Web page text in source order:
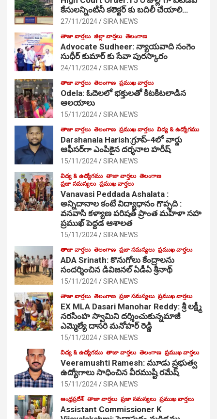
కేసులన్నింటినీ కలెక్టర్ కు బదిలీ చేయాలి…
27/11/2024 SIRA NEWS
తాజా వార్తలు జిల్లా వార్తలు తెలంగాణ
Advocate Sudheer: న్యాయవాది సంగెం
సుధీర్ కుమార్ కు సేవా పురస్కారం
24/11/2024 SIRA NEWS
తాజా వార్తలు తెలంగాణ ప్రముఖ వార్తలు
Odela: ఓదెల‌లో భక్తులతో కిటకిటలాడిన
ఆల‌యాలు
15/11/2024 SIRA NEWS
తాజా వార్తలు తెలంగాణ ప్రముఖ వార్తలు విద్య & ఉద్యోగము
Darshanala Harish:గ్రూప్-4లో వార్డు
ఆఫీసర్‌గా ఎంపికైన దర్శనాల హరీష్
15/11/2024 SIRA NEWS
విద్య & ఉద్యోగము తాజా వార్తలు తెలంగాణ
ప్రజా సమస్యలు ప్రముఖ వార్తలు
Vanavasi Peddada Ashalata :
అన్నిదానాల కంటే విద్యాధానం గొప్పది :
వనవాసి కళ్యాణ పరిషత్ ప్రాంత మహిళా సహ
ప్రముఖ్ పెద్దడ ఆశాలత
15/11/2024 SIRA NEWS
తాజా వార్తలు తెలంగాణ ప్రజా సమస్యలు ప్రముఖ వార్తలు
ADA Srinath: కొనుగోలు కేంద్రాల‌ను
సంద‌ర్శించిన డివిజనల్ ఏడీఏ శ్రీనాథ్
15/11/2024 SIRA NEWS
తాజా వార్తలు తెలంగాణ ప్రజా సమస్యలు ప్రముఖ వార్తలు
EX MLA Dasari Manohar Reddy: శ్రీ లక్ష్మీ
నరసింహ స్వామిని దర్శించుకున్నమాజీ
ఎమ్మెల్యే దాసరి మనోహర్ రెడ్డి
15/11/2024 SIRA NEWS
విద్య & ఉద్యోగము తాజా వార్తలు తెలంగాణ ప్రముఖ వార్తలు
Veeramushti Ramesh: మూడు ప్రభుత్వ
ఉద్యోగాలు సాధించిన వీరముష్టి రమేష్
15/11/2024 SIRA NEWS
ఆంధ్రప్రదేశ్ తాజా వార్తలు ప్రజా సమస్యలు ప్రముఖ వార్తలు
Assistant Commissioner K